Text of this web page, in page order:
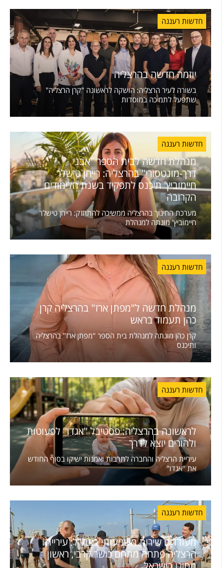
חדשות רעננה
יוזמה חדשה בהרצליה
בשורה לעיר הרצליה: הושקה לראשונה "קרן הרצליה"
שתפעל לתמיכה במוסדות
חדשות רעננה
מנהלת חדשה לבית הספר "אבני
דרך-מונטסורי" בהרצליה: רייחן טישלר
חיימוביץ' תיכנס לתפקיד בשנת הלימודים
הקרובה
מערכת החינוך בהרצליה ממשיכה להתחזק: רייחן טישלר
חיימוביץ' מונתה למנהלת
חדשות רעננה
מנהלת חדשה ל"מפתן ארז" בהרצליה קרן
כהן תעמוד בראש
קרן כהן מונתה למנהלת בית הספר "מפתן ארז" בהרצליה
ותיכנס
חדשות רעננה
לראשונה בהרצליה: פסטיבל "אגדו" לפעוטות
ולהורים יוצא לדרך
עיריית הרצליה והחברה לתרבות ואמנות ישיקו בסוף החודש
את "אגדו"
חדשות רעננה
מעודדים שירות משמעותי בצה"ל: עיריית
הרצליה פתחה מתחם כושר קרבי, ראשון